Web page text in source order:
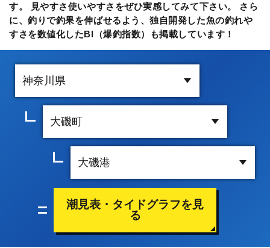
す。 見やすさ使いやすさをぜひ実感してみて下さい。 さら
に、釣りで釣果を伸ばせるよう、独自開発した魚の釣れや
すさを数値化したBI（爆釣指数）も掲載しています！
潮見表・タイドグラフを見
る